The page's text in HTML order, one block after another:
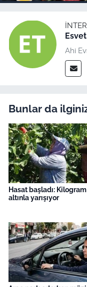
Ahi
Bunlar da
Hasat başladı:
altınla yarışıyor